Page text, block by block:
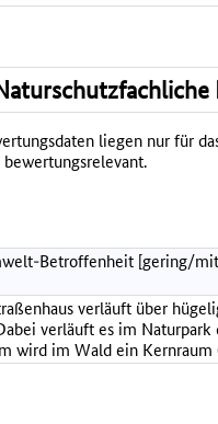
liegen nur für
Betroffenheit [gering/
verläuft über
verläuft es im
wird im Wald ein